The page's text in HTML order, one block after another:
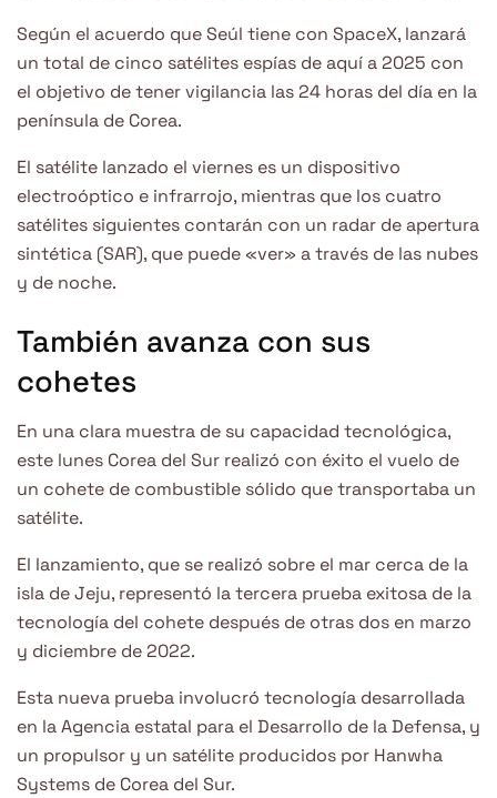
Según el acuerdo que Seúl tiene con SpaceX, lanzará
un total de cinco satélites espías de aquí a 2025 con
el objetivo de tener vigilancia las 24 horas del día en la
península de Corea.
El satélite lanzado el viernes es un dispositivo
electroóptico e infrarrojo, mientras que los cuatro
satélites siguientes contarán con un radar de apertura
sintética (SAR), que puede «ver» a través de las nubes
y de noche.
También avanza con sus
cohetes
En una clara muestra de su capacidad tecnológica,
este lunes Corea del Sur realizó con éxito el vuelo de
un cohete de combustible sólido que transportaba un
satélite.
El lanzamiento, que se realizó sobre el mar cerca de la
isla de Jeju, representó la tercera prueba exitosa de la
tecnología del cohete después de otras dos en marzo
y diciembre de 2022.
Esta nueva prueba involucró tecnología desarrollada
en la Agencia estatal para el Desarrollo de la Defensa, y
un propulsor y un satélite producidos por Hanwha
Systems de Corea del Sur.